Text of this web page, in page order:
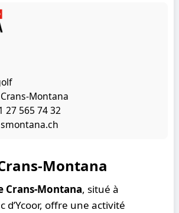
Montana
27 565 74 32
Montana
Crans-Montana, situé à
d’Ycoor, offre une activité